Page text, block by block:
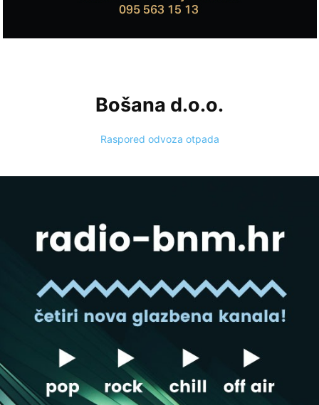
Bošana d.o.o.
Raspored odvoza otpada